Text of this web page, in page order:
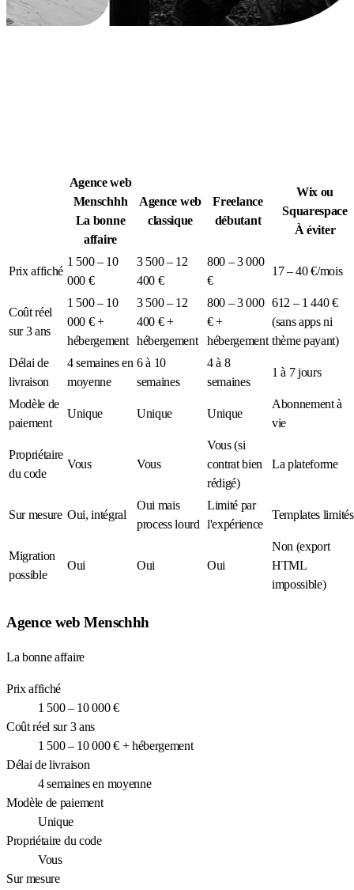
Agence web
Menschhh
La bonne
affaire
Agence web
classique
Freelance
débutant
Wix ou
Squarespace
À éviter
Prix affiché
1 500 – 10
000 €
3 500 – 12
400 €
800 – 3 000
€
17 – 40 €/mois
Coût réel
sur 3 ans
1 500 – 10
000 € +
hébergement
3 500 – 12
400 € +
hébergement
800 – 3 000
€ +
hébergement
612 – 1 440 €
(sans apps ni
thème payant)
Délai de
livraison
4 semaines en
moyenne
6 à 10
semaines
4 à 8
semaines
1 à 7 jours
Modèle de
paiement
Unique Unique Unique
Abonnement à
vie
Propriétaire
du code
Vous Vous
Vous (si
contrat bien
rédigé)
La plateforme
Sur mesure Oui, intégral
Oui mais
process lourd
Limité par
l'expérience
Templates limités
Migration
possible
Oui Oui Oui
Non (export
HTML
impossible)
Agence web Menschhh
La bonne affaire
Prix affiché
1 500 – 10 000 €
Coût réel sur 3 ans
1 500 – 10 000 € + hébergement
Délai de livraison
4 semaines en moyenne
Modèle de paiement
Unique
Propriétaire du code
Vous
Sur mesure